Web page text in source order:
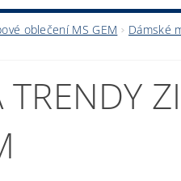
oblečení MS GEM Dámské